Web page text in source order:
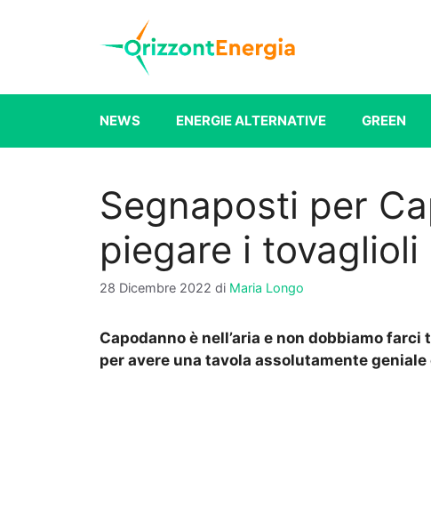
NEWS ENERGIE ALTERNATIVE GREEN
Segnaposti per
piegare i
28 Dicembre 2022 di Maria Longo
Capodanno è nell’aria e non dobbiamo
per avere una tavola assolutamente geniale